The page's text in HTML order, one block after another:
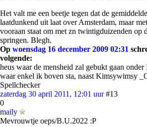
Het valt me een beetje tegen dat de
laatdunkend uit laat over Amsterdam, maar
vooraan staat om met zn twintigduizenden op
springen. Blegh.
Op woensdag 16 december 2009 02:31
volgende:
heus waar de mensheid zal gebukt gaan
waar enkel ik boven sta, naast Kimsywimsy
Spellchecker
zaterdag 30 april 2011, 12:01 uur #13
0
maily
Mevrouwtje oeps/B.U.2022 :P